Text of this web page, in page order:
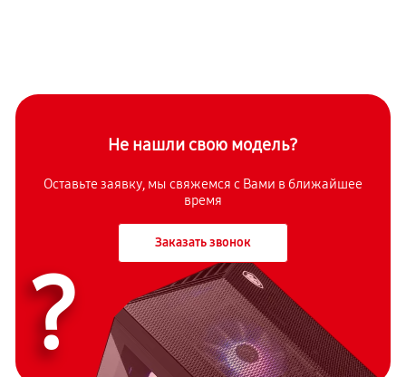
Не нашли свою модель?
Оставьте заявку, мы свяжемся с Вами в ближайшее
время
Заказать звонок
?